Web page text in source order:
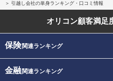
引越し会社の単身ランキング・口コミ情報
オリコン顧客満足
保険関連ランキング
金融関連ランキング